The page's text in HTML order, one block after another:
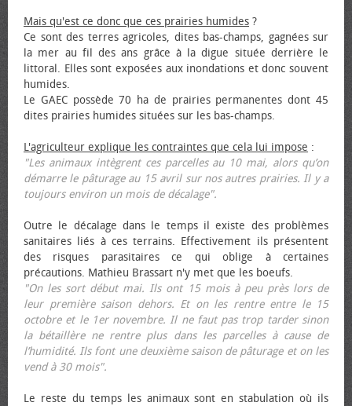
Mais qu'est ce donc que ces prairies humides ?
Ce sont des terres agricoles, dites bas-champs, gagnées sur
la mer au fil des ans grâce à la digue située derrière le
littoral. Elles sont exposées aux inondations et donc souvent
humides.
Le GAEC possède 70 ha de prairies permanentes dont 45
dites prairies humides situées sur les bas-champs.
L'agriculteur explique les contraintes que cela lui impose :
"Les animaux intègrent ces parcelles au 10 mai, alors qu’on
démarre le pâturage au 15 avril sur nos autres prairies. Il y a
toujours environ un mois de décalage".
Outre le décalage dans le temps il existe des problèmes
sanitaires liés à ces terrains. Effectivement ils présentent
des risques parasitaires ce qui oblige à certaines
précautions. Mathieu Brassart n'y met que les bœufs.
"On les sort début mai. Ils ont 15 mois à peu près lors de
leur première saison dehors. Et on les rentre entre le 15
octobre et le 1er novembre. Il ne faut pas trop tarder sinon
la bétaillère ne rentre plus dans les parcelles à cause de
l’humidité. Ils font une deuxième saison de pâturage et on les
vend à 30 mois".
Le reste du temps les animaux sont en stabulation où ils